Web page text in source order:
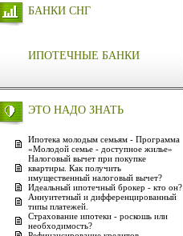
БАНКИ СНГ
ИПОТЕЧНЫЕ БАНКИ
ЭТО НАДО ЗНАТЬ
Ипотека молодым семьям - Программа
«Молодой семье - доступное жилье»
Налоговый вычет при покупке
квартиры. Как получить
имущественный налоговый вычет?
Идеальный ипотечный брокер - кто он?
Аннуитетный и дифференцированный
типы платежей.
Страхование ипотеки - роскошь или
необходимость?